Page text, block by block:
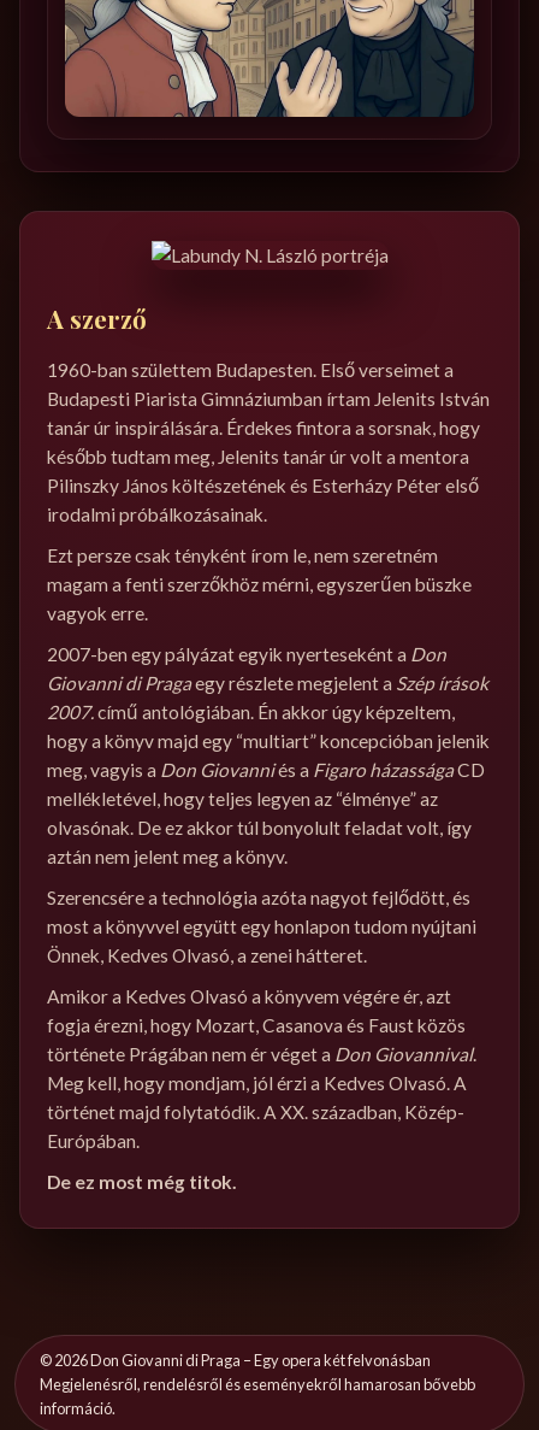
A szerző
1960-ban születtem Budapesten. Első verseimet a
Budapesti Piarista Gimnáziumban írtam Jelenits István
tanár úr inspirálására. Érdekes fintora a sorsnak, hogy
később tudtam meg, Jelenits tanár úr volt a mentora
Pilinszky János költészetének és Esterházy Péter első
irodalmi próbálkozásainak.
Ezt persze csak tényként írom le, nem szeretném
magam a fenti szerzőkhöz mérni, egyszerűen büszke
vagyok erre.
2007-ben egy pályázat egyik nyerteseként a Don
Giovanni di Pragaegy részlete megjelent a Szép írások
2007. című antológiában. Én akkor úgy képzeltem,
hogy a könyv majd egy “multiart” koncepcióban jelenik
meg, vagyis a Don Giovanniés a Figaro házasságaCD
mellékletével, hogy teljes legyen az “élménye” az
olvasónak. De ez akkor túl bonyolult feladat volt, így
aztán nem jelent meg a könyv.
Szerencsére a technológia azóta nagyot fejlődött, és
most a könyvvel együtt egy honlapon tudom nyújtani
Önnek, Kedves Olvasó, a zenei hátteret.
Amikor a Kedves Olvasó a könyvem végére ér, azt
fogja érezni, hogy Mozart, Casanova és Faust közös
története Prágában nem ér véget a Don Giovannival.
Meg kell, hogy mondjam, jól érzi a Kedves Olvasó. A
történet majd folytatódik. A XX. században, Közép-
Európában.
De ez most még titok.
©2026Don Giovanni di Praga – Egy opera két felvonásban
Megjelenésről, rendelésről és eseményekről hamarosan bővebb
információ.